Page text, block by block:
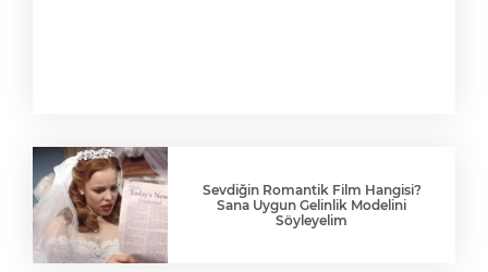
Sevdiğin Romantik Film Hangisi?
Sana Uygun Gelinlik Modelini
Söyleyelim